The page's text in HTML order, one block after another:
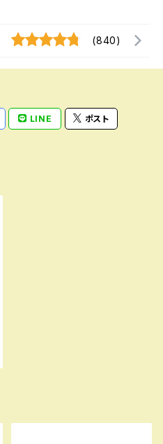
(840)
LINE ポスト